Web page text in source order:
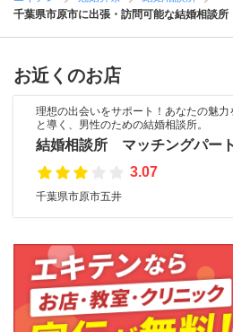
千葉県市原市に出張・訪問可能な結婚相談所
お近くのお店
理想の出会いをサポート！あなたの魅
と導く、男性のための結婚相談所。
結婚相談所 マッチングパー
3.07
千葉県市原市五井